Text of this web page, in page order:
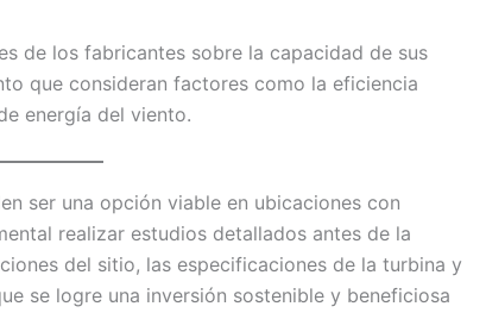
de los fabricantes sobre la capacidad de sus
que consideran factores como la eficiencia
energía del viento.
ser una opción viable en ubicaciones con
realizar estudios detallados antes de la
del sitio, las especificaciones de la turbina y
se logre una inversión sostenible y beneficiosa